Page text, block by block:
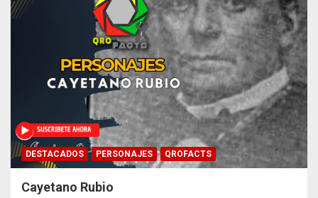
DESTACADOS PERSONAJES QROFACTS
Cayetano Rubio